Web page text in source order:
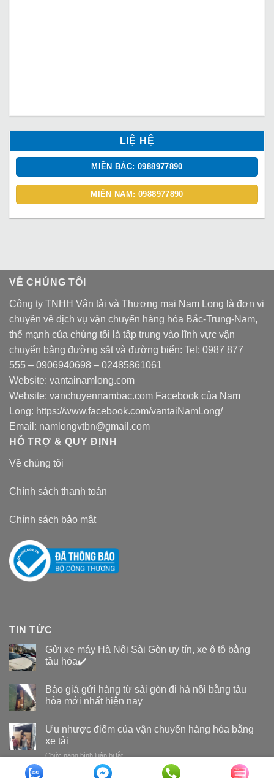
LIỆ HỆ
MIỀN BẮC: 0988977890
MIỀN NAM: 0988977890
VỀ CHÚNG TÔI
Công ty TNHH Vận tải và Thương mại Nam Long là đơn vị
chuyên về dịch vụ vận chuyển hàng hóa Bắc-Trung-Nam,
thế mạnh của chúng tôi là tập trung vào lĩnh vực vận
chuyển bằng đường sắt và đường biển: Tel: 0987 877
555 – 0906940698 – 02485861061
Website: vantainamlong.com
Website: vanchuyennambac.com Facebook của Nam
Long: https://www.facebook.com/vantaiNamLong/
Email: namlongvtbn@gmail.com
HỖ TRỢ & QUY ĐỊNH
Về chúng tôi
Chính sách thanh toán
Chính sách bảo mật
TIN TỨC
Gửi xe máy Hà Nội Sài Gòn uy tín, xe ô tô bằng
tầu hỏa✔️
Báo giá gửi hàng từ sài gòn đi hà nội bằng tàu
hỏa mới nhất hiện nay
Ưu nhược điểm của vận chuyển hàng hóa bằng
xe tải
Chức năng bình luận bị tắtở